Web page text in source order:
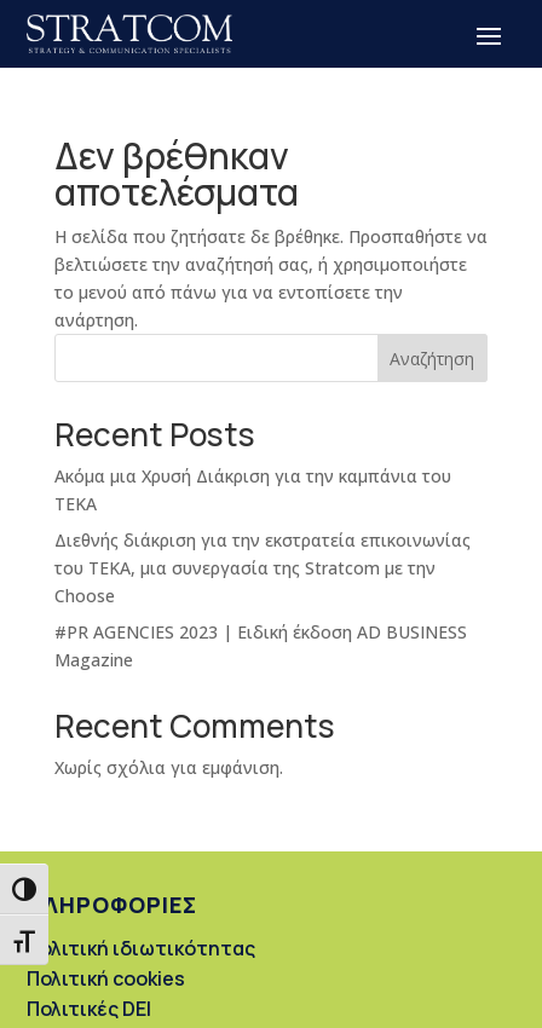
Εναλλαγή Υψηλής Αντίθεσης
Εναλλαγή Μεγέθους Γραμμάτων
Δεν βρέθηκαν
αποτελέσματα
Η σελίδα που ζητήσατε δε βρέθηκε. Προσπαθήστε να
βελτιώσετε την αναζήτησή σας, ή χρησιμοποιήστε
το μενού από πάνω για να εντοπίσετε την
ανάρτηση.
Αναζήτηση
Recent Posts
Ακόμα μια Χρυσή Διάκριση για την καμπάνια του
ΤΕΚΑ
Διεθνής διάκριση για την εκστρατεία επικοινωνίας
του ΤΕΚΑ, μια συνεργασία της Stratcom με την
Choose
#PR AGENCIES 2023 | Ειδική έκδοση AD BUSINESS
Magazine
Recent Comments
Χωρίς σχόλια για εμφάνιση.
ΠΛΗΡΟΦΟΡΙΕΣ
Πολιτική ιδιωτικότητας
Πολιτική cookies
Πολιτικές DEI